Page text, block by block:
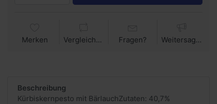
Merken Vergleichen Fragen? Weitersagen
Beschreibung
Kürbiskernpesto mit Bärlauch Zutaten: 40,7%